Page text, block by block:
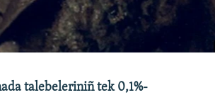
talebeleriniñ tek 0,1%-